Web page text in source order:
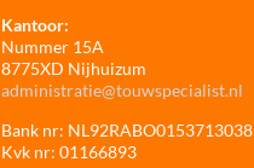
Kantoor:
Nummer 15A
8775XD Nijhuizum
administratie@touwspecialist.nl
Bank nr: NL92RABO0153713038
Kvk nr: 01166893